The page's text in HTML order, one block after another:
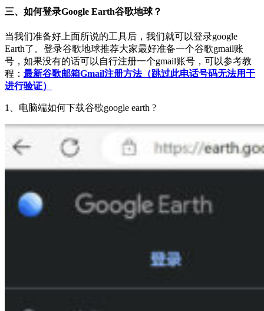
三、如何登录Google Earth谷歌地球？
当我们准备好上面所说的工具后，我们就可以登录google
Earth了。登录谷歌地球推荐大家最好准备一个谷歌gmail账
号，如果没有的话可以自行注册一个gmail账号，可以参考教
程： 最新谷歌邮箱Gmail注册方法（跳过此电话号码无法用于
进行验证）
1、电脑端如何下载谷歌google earth ?